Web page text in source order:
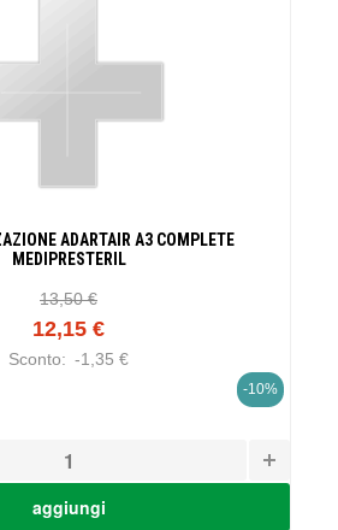
ADARTAIR A3 COMPLETE
MEDIPRESTERIL
13,50 €
12,15 €
Sconto: -1,35 €
-10%